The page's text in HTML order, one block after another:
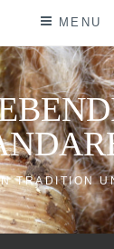
MENU
TRADITION